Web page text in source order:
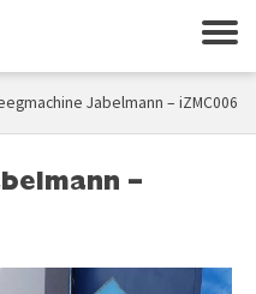
Jabelmann – iZMC006
–